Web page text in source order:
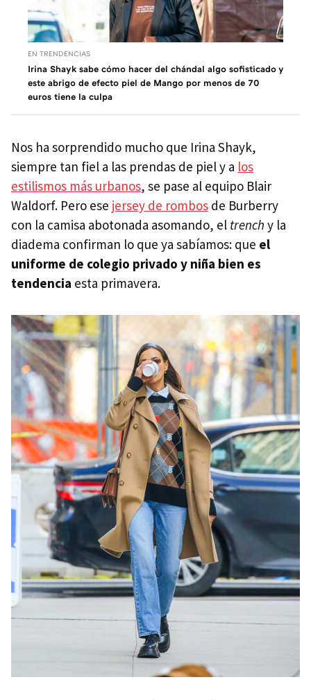
EN TRENDENCIAS
Irina Shayk sabe cómo hacer del chándal algo sofisticado y
este abrigo de efecto piel de Mango por menos de 70
euros tiene la culpa
Nos ha sorprendido mucho que Irina Shayk,
siempre tan fiel a las prendas de piel y a los
estilismos más urbanos, se pase al equipo Blair
Waldorf. Pero ese jersey de rombos de Burberry
con la camisa abotonada asomando, el trench y la
diadema confirman lo que ya sabíamos: que el
uniforme de colegio privado y niña bien es
tendencia esta primavera.